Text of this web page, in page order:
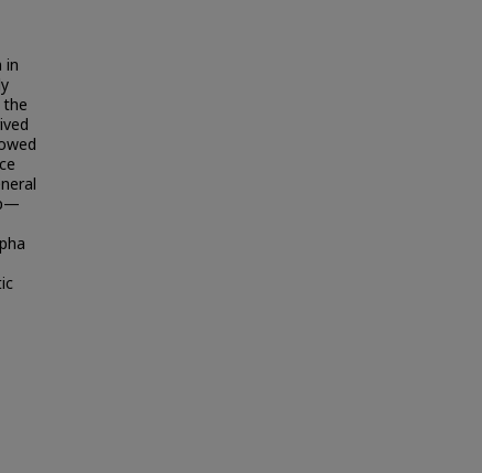
in